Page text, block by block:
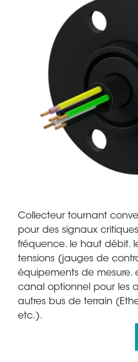
Collecteur tournant
pour des signaux
fréquence. le haut débit.
tensions (jauges de
équipements de mesure.
canal optionnel pour les
autres bus de terrain
etc.).